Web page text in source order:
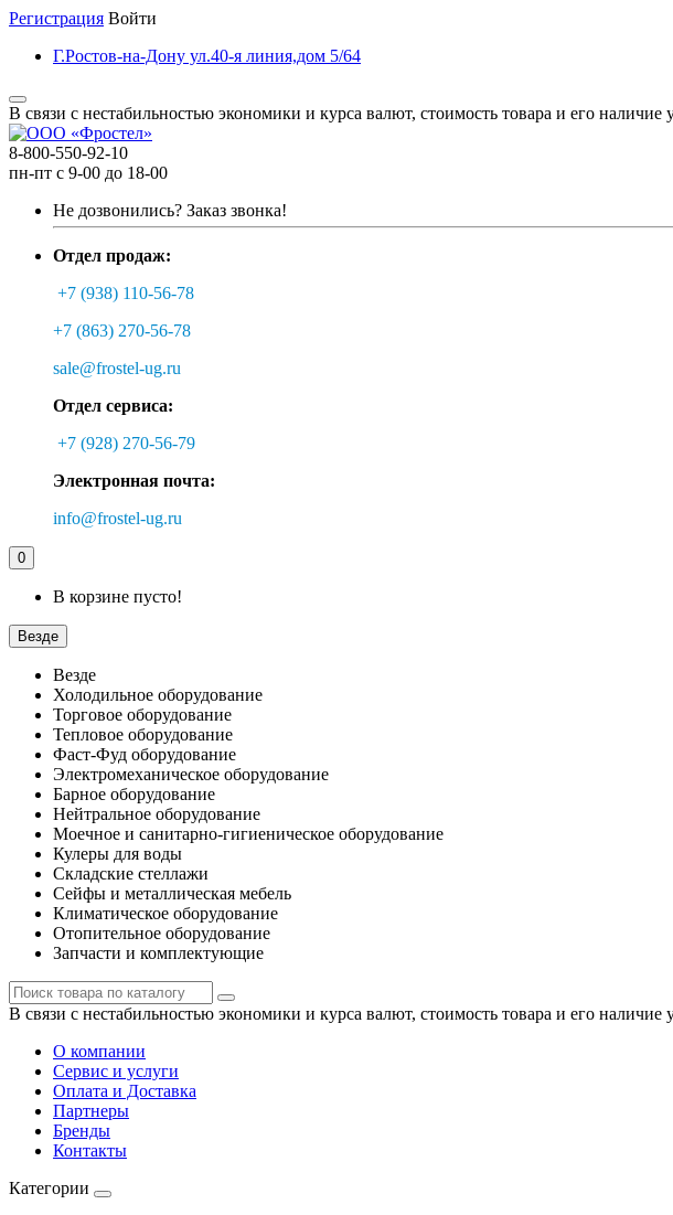
Регистрация Войти
Г.Ростов-на-Дону ул.40-я линия,дом 5/64
В связи с нестабильностью экономики и курса валют, стоимость товара и его
8-800-550-92-10
пн-пт с 9-00 до 18-00
Не дозвонились? Заказ звонка!
Отдел продаж:
+7 (938) 110-56-78
+7 (863) 270-56-78
sale@frostel-ug.ru
Отдел сервиса:
+7 (928) 270-56-79
Электронная почта:
info@frostel-ug.ru
0
В корзине пусто!
Везде
Везде
Холодильное оборудование
Торговое оборудование
Тепловое оборудование
Фаст-Фуд оборудование
Электромеханическое оборудование
Барное оборудование
Нейтральное оборудование
Моечное и санитарно-гигиеническое оборудование
Кулеры для воды
Складские стеллажи
Сейфы и металлическая мебель
Климатическое оборудование
Отопительное оборудование
Запчасти и комплектующие
В связи с нестабильностью экономики и курса валют, стоимость товара и его
О компании
Сервис и услуги
Оплата и Доставка
Партнеры
Бренды
Контакты
Категории